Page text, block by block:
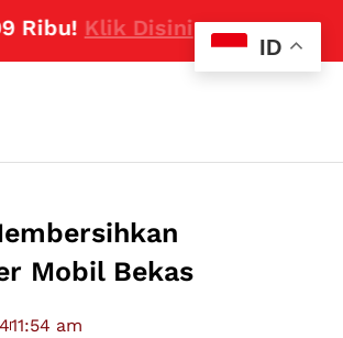
Klik Disini
Mobil Bekas
11:54 am
ID